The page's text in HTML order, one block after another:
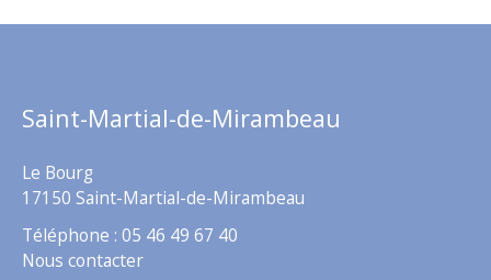
Saint-Martial-de-Mirambeau
Le Bourg
17150 Saint-Martial-de-Mirambeau
Téléphone : 05 46 49 67 40
Nous contacter